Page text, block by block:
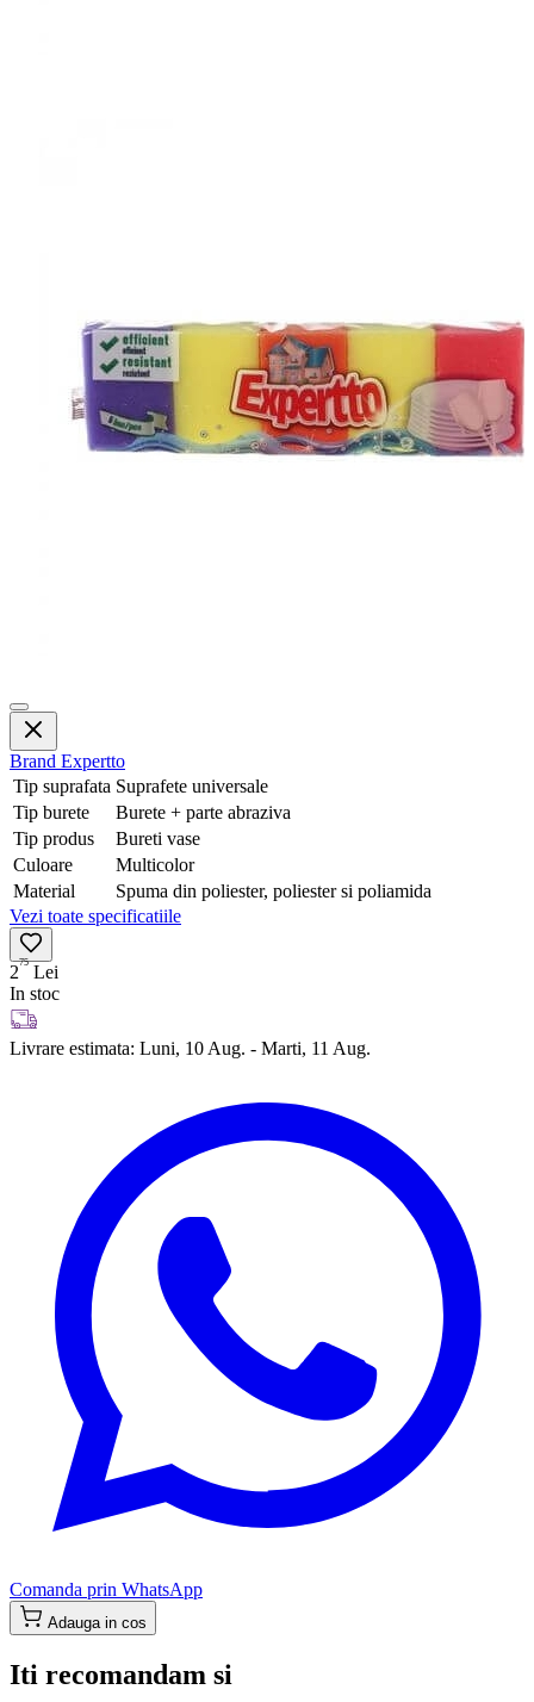
Brand Expertto
Tip suprafata Suprafete universale
Tip burete
Burete + parte abraziva
Tip produs
Bureti vase
Culoare
Multicolor
Material
Spuma din poliester, poliester si poliamida
Vezi toate specificatiile
275 Lei
In stoc
Livrare estimata: Luni, 10 Aug. - Marti, 11 Aug.
Comanda prin WhatsApp
Adauga in cos
Iti recomandam si